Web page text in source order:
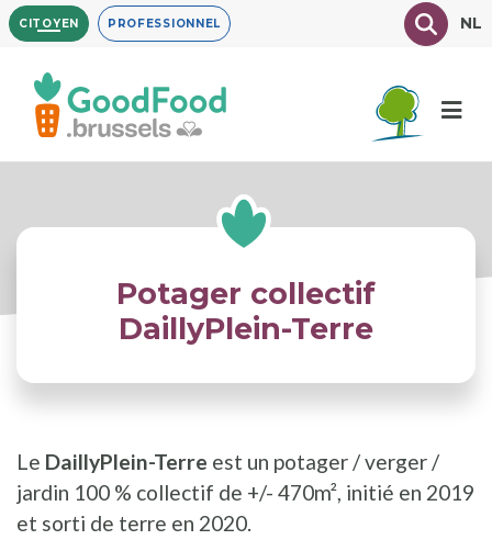
Aller
au
contenu
principal
CITOYEN PROFESSIONNEL TexteNL
Potager collectif
DaillyPlein-Terre
Le DaillyPlein-Terre est un potager / verger /
jardin 100 % collectif de +/- 470m², initié en 2019
et sorti de terre en 2020.